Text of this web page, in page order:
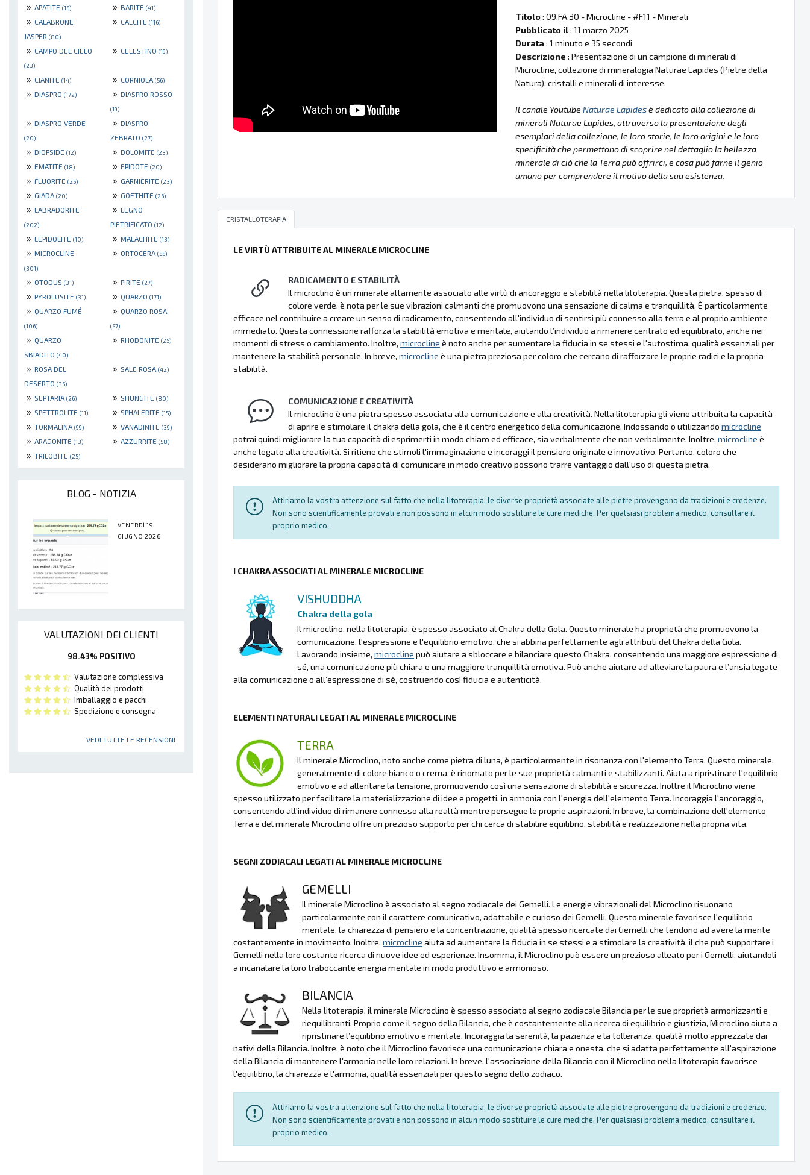
» APATITE (15) » BARITE (41)
» CALABRONE
JASPER (80)
» CALCITE (116)
» CAMPO DEL CIELO
(23)
» CELESTINO (19)
» CIANITE (14) » CORNIOLA (56)
» DIASPRO (172) » DIASPRO ROSSO
(19)
» DIASPRO VERDE
(20)
» DIASPRO
ZEBRATO (27)
» DIOPSIDE (12) » DOLOMITE (23)
» EMATITE (18) » EPIDOTE (20)
» FLUORITE (25) » GARNIÈRITE (23)
» GIADA (20) » GOETHITE (26)
» LABRADORITE
(202)
» LEGNO
PIETRIFICATO (12)
» LEPIDOLITE (10) » MALACHITE (13)
» MICROCLINE
(301)
» ORTOCERA (55)
» OTODUS (31) » PIRITE (27)
» PYROLUSITE (31) » QUARZO (171)
» QUARZO FUMÉ
(106)
» QUARZO ROSA
(57)
» QUARZO
SBIADITO (40)
» RHODONITE (25)
» ROSA DEL
DESERTO (35)
» SALE ROSA (42)
» SEPTARIA (26) » SHUNGITE (80)
» SPETTROLITE (11) » SPHALERITE (15)
» TORMALINA (99) » VANADINITE (39)
» ARAGONITE (13) » AZZURRITE (58)
» TRILOBITE (25)
BLOG - NOTIZIA
VENERDÌ 19
GIUGNO 2026
VALUTAZIONI DEI CLIENTI
98.43% POSITIVO
Valutazione complessiva
Qualità dei prodotti
Imballaggio e pacchi
Spedizione e consegna
VEDI TUTTE LE RECENSIONI
Titolo: 09.FA.30 - Microcline - #F11 - Minerali
Pubblicato il: 11 marzo 2025
Durata : 1 minuto e 35 secondi
Descrizione : Presentazione di un campione di minerali di
Microcline, collezione di mineralogia Naturae Lapides (Pietre della
Natura), cristalli e minerali di interesse.
Il canale Youtube Naturae Lapidesè dedicato alla collezione di
minerali Naturae Lapides, attraverso la presentazione degli
esemplari della collezione, le loro storie, le loro origini e le loro
specificità che permettono di scoprire nel dettaglio la bellezza
minerale di ciò che la Terra può offrirci, e cosa può farne il genio
umano per comprendere il motivo della sua esistenza.
CRISTALLOTERAPIA
LE VIRTÙ ATTRIBUITE AL MINERALE MICROCLINE
RADICAMENTO E STABILITÀ
Il microclino è un minerale altamente associato alle virtù di ancoraggio e stabilità nella litoterapia. Questa pietra, spesso di
colore verde, è nota per le sue vibrazioni calmanti che promuovono una sensazione di calma e tranquillità. È particolarmente
efficace nel contribuire a creare un senso di radicamento, consentendo all'individuo di sentirsi più connesso alla terra e al proprio ambiente
immediato. Questa connessione rafforza la stabilità emotiva e mentale, aiutando l’individuo a rimanere centrato ed equilibrato, anche nei
momenti di stress o cambiamento. Inoltre, microcline è noto anche per aumentare la fiducia in se stessi e l'autostima, qualità essenziali per
mantenere la stabilità personale. In breve, microcline è una pietra preziosa per coloro che cercano di rafforzare le proprie radici e la propria
stabilità.
COMUNICAZIONE E CREATIVITÀ
Il microclino è una pietra spesso associata alla comunicazione e alla creatività. Nella litoterapia gli viene attribuita la capacità
di aprire e stimolare il chakra della gola, che è il centro energetico della comunicazione. Indossando o utilizzando microcline
potrai quindi migliorare la tua capacità di esprimerti in modo chiaro ed efficace, sia verbalmente che non verbalmente. Inoltre, microcline è
anche legato alla creatività. Si ritiene che stimoli l'immaginazione e incoraggi il pensiero originale e innovativo. Pertanto, coloro che
desiderano migliorare la propria capacità di comunicare in modo creativo possono trarre vantaggio dall'uso di questa pietra.
Attiriamo la vostra attenzione sul fatto che nella litoterapia, le diverse proprietà associate alle pietre provengono da tradizioni e credenze.
Non sono scientificamente provati e non possono in alcun modo sostituire le cure mediche. Per qualsiasi problema medico, consultare il
proprio medico.
I CHAKRA ASSOCIATI AL MINERALE MICROCLINE
VISHUDDHA
Chakra della gola
Il microclino, nella litoterapia, è spesso associato al Chakra della Gola. Questo minerale ha proprietà che promuovono la
comunicazione, l'espressione e l'equilibrio emotivo, che si abbina perfettamente agli attributi del Chakra della Gola.
Lavorando insieme, microcline può aiutare a sbloccare e bilanciare questo Chakra, consentendo una maggiore espressione di
sé, una comunicazione più chiara e una maggiore tranquillità emotiva. Può anche aiutare ad alleviare la paura e l’ansia legate
alla comunicazione o all’espressione di sé, costruendo così fiducia e autenticità.
ELEMENTI NATURALI LEGATI AL MINERALE MICROCLINE
TERRA
Il minerale Microclino, noto anche come pietra di luna, è particolarmente in risonanza con l'elemento Terra. Questo minerale,
generalmente di colore bianco o crema, è rinomato per le sue proprietà calmanti e stabilizzanti. Aiuta a ripristinare l'equilibrio
emotivo e ad allentare la tensione, promuovendo così una sensazione di stabilità e sicurezza. Inoltre il Microclino viene
spesso utilizzato per facilitare la materializzazione di idee e progetti, in armonia con l'energia dell'elemento Terra. Incoraggia l'ancoraggio,
consentendo all'individuo di rimanere connesso alla realtà mentre persegue le proprie aspirazioni. In breve, la combinazione dell'elemento
Terra e del minerale Microclino offre un prezioso supporto per chi cerca di stabilire equilibrio, stabilità e realizzazione nella propria vita.
SEGNI ZODIACALI LEGATI AL MINERALE MICROCLINE
GEMELLI
Il minerale Microclino è associato al segno zodiacale dei Gemelli. Le energie vibrazionali del Microclino risuonano
particolarmente con il carattere comunicativo, adattabile e curioso dei Gemelli. Questo minerale favorisce l'equilibrio
mentale, la chiarezza di pensiero e la concentrazione, qualità spesso ricercate dai Gemelli che tendono ad avere la mente
costantemente in movimento. Inoltre, microcline aiuta ad aumentare la fiducia in se stessi e a stimolare la creatività, il che può supportare i
Gemelli nella loro costante ricerca di nuove idee ed esperienze. Insomma, il Microclino può essere un prezioso alleato per i Gemelli, aiutandoli
a incanalare la loro traboccante energia mentale in modo produttivo e armonioso.
BILANCIA
Nella litoterapia, il minerale Microclino è spesso associato al segno zodiacale Bilancia per le sue proprietà armonizzanti e
riequilibranti. Proprio come il segno della Bilancia, che è costantemente alla ricerca di equilibrio e giustizia, Microclino aiuta a
ripristinare l’equilibrio emotivo e mentale. Incoraggia la serenità, la pazienza e la tolleranza, qualità molto apprezzate dai
nativi della Bilancia. Inoltre, è noto che il Microclino favorisce una comunicazione chiara e onesta, che si adatta perfettamente all'aspirazione
della Bilancia di mantenere l'armonia nelle loro relazioni. In breve, l'associazione della Bilancia con il Microclino nella litoterapia favorisce
l'equilibrio, la chiarezza e l'armonia, qualità essenziali per questo segno dello zodiaco.
Attiriamo la vostra attenzione sul fatto che nella litoterapia, le diverse proprietà associate alle pietre provengono da tradizioni e credenze.
Non sono scientificamente provati e non possono in alcun modo sostituire le cure mediche. Per qualsiasi problema medico, consultare il
proprio medico.